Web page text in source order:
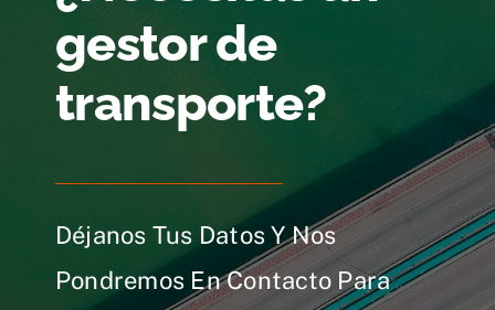
gestor de
transporte?
Déjanos Tus Datos Y Nos
Pondremos En Contacto Para